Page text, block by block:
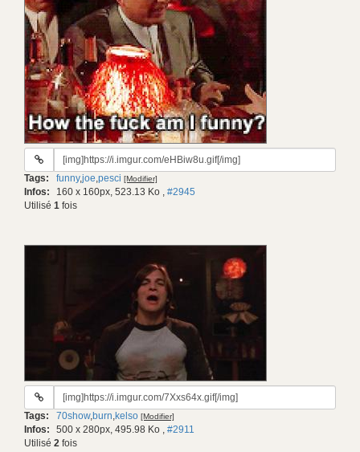
URL
gif:
Tags: funny,joe,pesci [Modifier]
Infos: 160 x 160px, 523.13 Ko , #2945
Utilisé 1 fois
URL
gif:
Tags: 70show,burn,kelso [Modifier]
Infos: 500 x 280px, 495.98 Ko , #2911
Utilisé 2 fois